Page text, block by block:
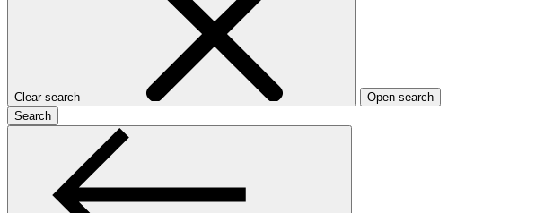
Clear search
Open search
Search